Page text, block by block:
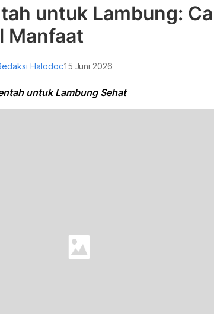
untuk Lambung:
Manfaat
Halodoc15 Juni 2026
untuk Lambung Sehat